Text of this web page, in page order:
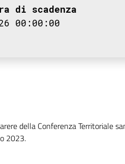
di scadenza
00:00:00
della Conferenza Territoriale
2023.